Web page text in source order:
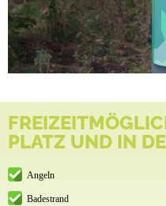
PLATZ UND IN
Angeln
Badestrand